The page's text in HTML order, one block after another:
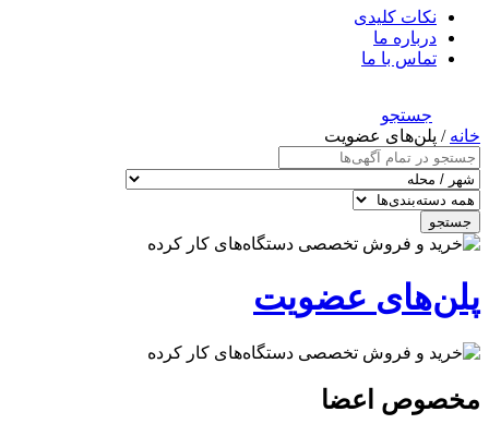
نکات کلیدی
درباره ما
تماس با ما
جستجو
خانه / پلن‌های عضویت
جستجو
پلن‌های عضویت
مخصوص اعضا